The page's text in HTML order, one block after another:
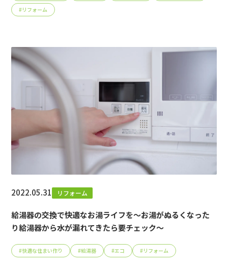
#リフォーム
2022.05.31 リフォーム
給湯器の交換で快適なお湯ライフを～お湯がぬるくなった
り給湯器から水が漏れてきたら要チェック～
#快適な住まい作り #給湯器 #エコ #リフォーム